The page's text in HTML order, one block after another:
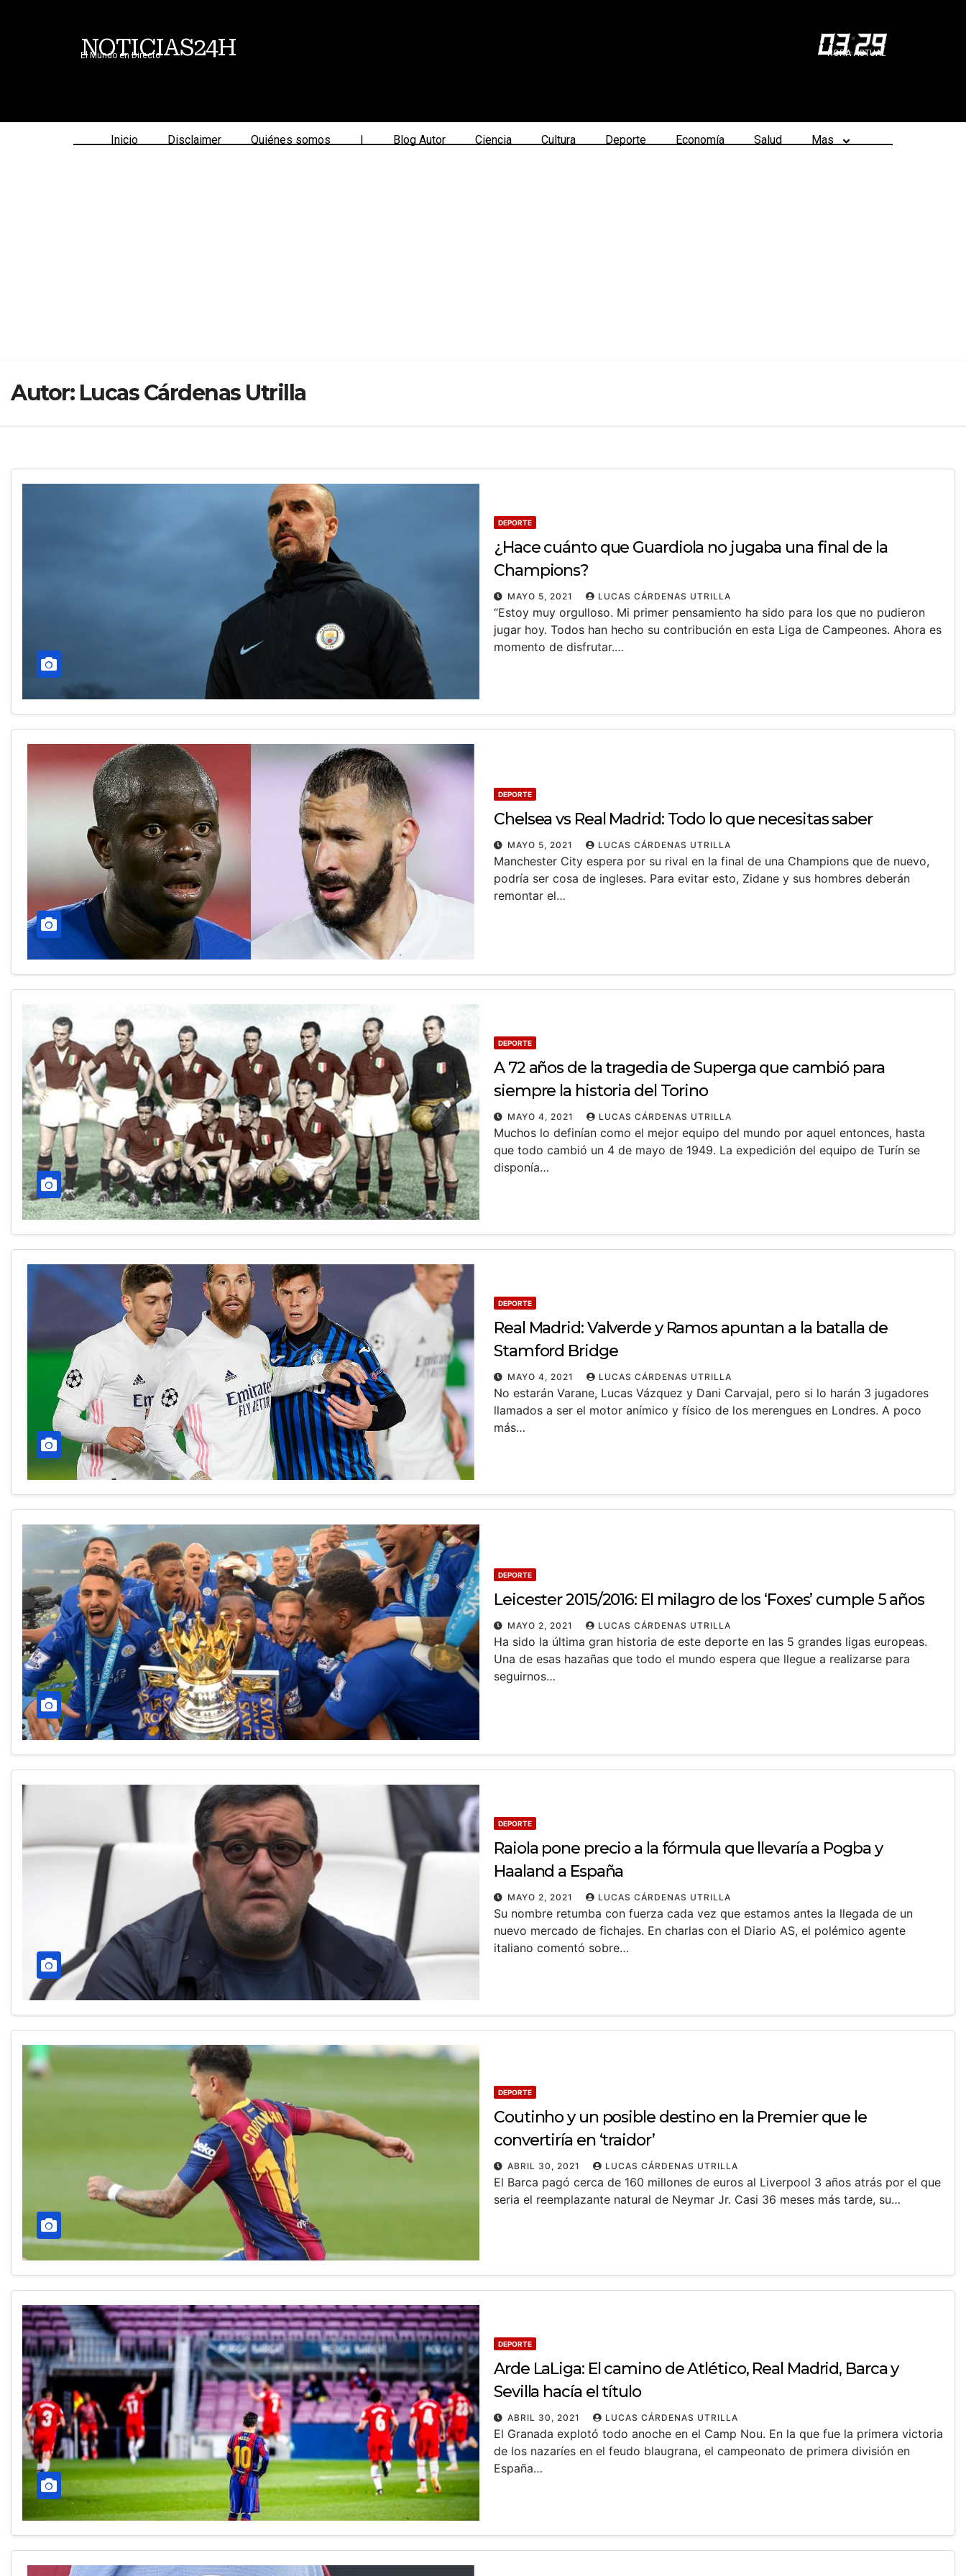
NOTICIAS24H
El Mundo en Directo 03:29
HORA ACTUAL
Inicio Disclaimer Quiénes somos | Blog Autor Ciencia Cultura Deporte Economía Salud Mas
Autor: Lucas Cárdenas Utrilla
DEPORTE
¿Hace cuánto que Guardiola no jugaba una final de la
Champions?
MAYO 5, 2021 LUCAS CÁRDENAS UTRILLA
“Estoy muy orgulloso. Mi primer pensamiento ha sido para los que no pudieron
jugar hoy. Todos han hecho su contribución en esta Liga de Campeones. Ahora es
momento de disfrutar.…
DEPORTE
Chelsea vs Real Madrid: Todo lo que necesitas saber
MAYO 5, 2021 LUCAS CÁRDENAS UTRILLA
Manchester City espera por su rival en la final de una Champions que de nuevo,
podría ser cosa de ingleses. Para evitar esto, Zidane y sus hombres deberán
remontar el…
DEPORTE
A 72 años de la tragedia de Superga que cambió para
siempre la historia del Torino
MAYO 4, 2021 LUCAS CÁRDENAS UTRILLA
Muchos lo definían como el mejor equipo del mundo por aquel entonces, hasta
que todo cambió un 4 de mayo de 1949. La expedición del equipo de Turín se
disponía…
DEPORTE
Real Madrid: Valverde y Ramos apuntan a la batalla de
Stamford Bridge
MAYO 4, 2021 LUCAS CÁRDENAS UTRILLA
No estarán Varane, Lucas Vázquez y Dani Carvajal, pero si lo harán 3 jugadores
llamados a ser el motor anímico y físico de los merengues en Londres. A poco
más…
DEPORTE
Leicester 2015/2016: El milagro de los ‘Foxes’ cumple 5 años
MAYO 2, 2021 LUCAS CÁRDENAS UTRILLA
Ha sido la última gran historia de este deporte en las 5 grandes ligas europeas.
Una de esas hazañas que todo el mundo espera que llegue a realizarse para
seguirnos…
DEPORTE
Raiola pone precio a la fórmula que llevaría a Pogba y
Haaland a España
MAYO 2, 2021 LUCAS CÁRDENAS UTRILLA
Su nombre retumba con fuerza cada vez que estamos antes la llegada de un
nuevo mercado de fichajes. En charlas con el Diario AS, el polémico agente
italiano comentó sobre…
DEPORTE
Coutinho y un posible destino en la Premier que le
convertiría en ‘traidor’
ABRIL 30, 2021 LUCAS CÁRDENAS UTRILLA
El Barca pagó cerca de 160 millones de euros al Liverpool 3 años atrás por el que
seria el reemplazante natural de Neymar Jr. Casi 36 meses más tarde, su…
DEPORTE
Arde LaLiga: El camino de Atlético, Real Madrid, Barca y
Sevilla hacía el título
ABRIL 30, 2021 LUCAS CÁRDENAS UTRILLA
El Granada explotó todo anoche en el Camp Nou. En la que fue la primera victoria
de los nazaríes en el feudo blaugrana, el campeonato de primera división en
España…